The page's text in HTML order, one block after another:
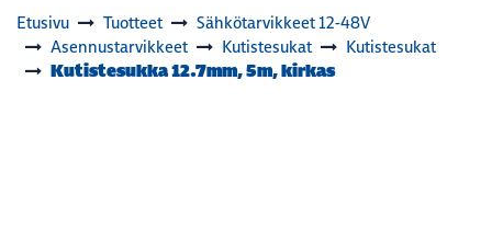
Etusivu Tuotteet
Sähkötarvikkeet 12-48V
Asennustarvikkeet
Kutistesukat Kutistesukat
Kutistesukka 12.7mm, 5m, kirkas